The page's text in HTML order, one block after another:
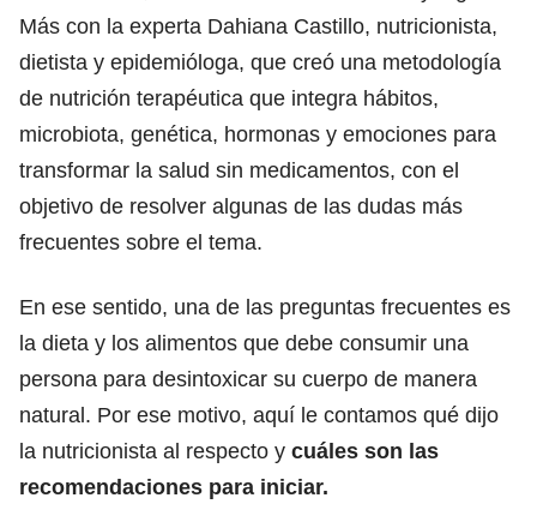
Más con la experta Dahiana Castillo, nutricionista,
dietista y epidemióloga, que creó una metodología
de nutrición terapéutica que integra hábitos,
microbiota, genética, hormonas y emociones para
transformar la salud sin medicamentos, con el
objetivo de resolver algunas de las dudas más
frecuentes sobre el tema.
En ese sentido, una de las preguntas frecuentes es
la dieta y los alimentos que debe consumir una
persona para desintoxicar su cuerpo de manera
natural. Por ese motivo, aquí le contamos qué dijo
la nutricionista al respecto y cuáles son las
recomendaciones para iniciar.